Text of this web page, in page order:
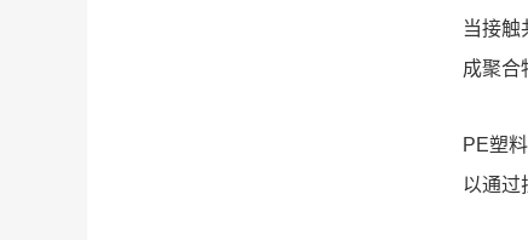
当接触
成聚合
PE塑
以通过